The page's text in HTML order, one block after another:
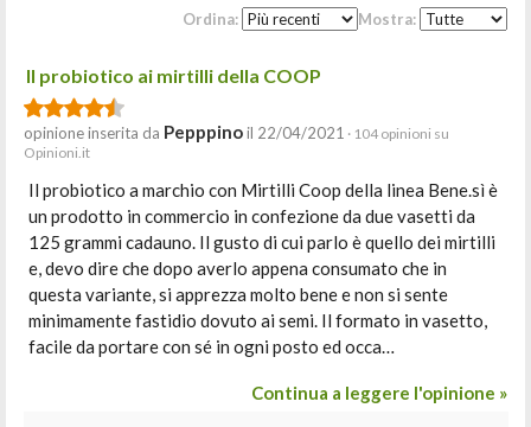
Ordina: Mostra:
Il probiotico ai mirtilli della COOP
opinione inserita da Pepppinoil 22/04/2021 · 104 opinioni su
Opinioni.it
Il probiotico a marchio con Mirtilli Coop della linea Bene.sì è
un prodotto in commercio in confezione da due vasetti da
125 grammi cadauno. Il gusto di cui parlo è quello dei mirtilli
e, devo dire che dopo averlo appena consumato che in
questa variante, si apprezza molto bene e non si sente
minimamente fastidio dovuto ai semi. Il formato in vasetto,
facile da portare con sé in ogni posto ed occa…
Continua a leggere l'opinione »